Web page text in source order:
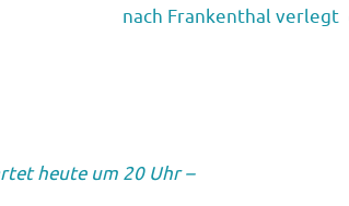
nach Frankenthal verlegt
heute um 20 Uhr –